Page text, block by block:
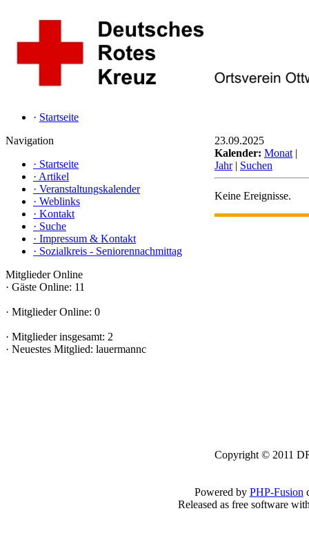
· Startseite
Navigation
· Startseite
· Artikel
· Veranstaltungskalender
· Weblinks
· Kontakt
· Suche
· Impressum & Kontakt
· Sozialkreis - Seniorennachmittag
Mitglieder Online
· Gäste Online: 11
· Mitglieder Online: 0
· Mitglieder insgesamt: 2
· Neuestes Mitglied: lauermannc
23.09.2025
Kalender: Monat |
Jahr| Suchen
Keine Ereignisse.
Copyright © 2011
Powered by PHP-Fusion
Released as free software